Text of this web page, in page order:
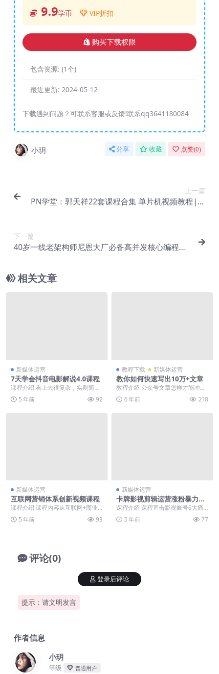
9.9学币 VIP折扣
购买下载权限
包含资源: (1个)
最近更新: 2024-05-12
下载遇到问题？可联系客服或反馈!联系qq3641180084
小玥 分享 收藏 点赞(0)
上一篇
PN学堂：郭天祥22套课程合集 单片机视频教程|精
下一篇
40岁一线老架构师尼恩大厂必备高并发核心编程电
相关文章
新媒体运营
7天学会抖音电影解说4.0课程
课程介绍 看上去很复杂，实则简
单。很多都是模板式的，比如文
案、配音、加字幕、制作...
5 年前 92
教程下载 新媒体运营
教你如何快速写出10万+文章
教程介绍 公众号文章怎样才能冲破
10万+？10万+内容出来后该做些什
么？教你提高...
6 年前 218
新媒体运营
互联网营销体系创新视频课程
课程介绍 课程内容从互联网+商业
变革与思维转型，转型的盈利方式
升级盈利的能力开始...
5 年前 93
新媒体运营
卡牌影视剪辑运营涨粉暴力玩
法
课程介绍 课程直击影视账号6大痛
点，专注于影视账号运营、涨粉、
变现，如何选剧，全...
5 年前 77
评论(0)
提示：请文明发言
登录后评论
作者信息
小玥
等级 普通用户